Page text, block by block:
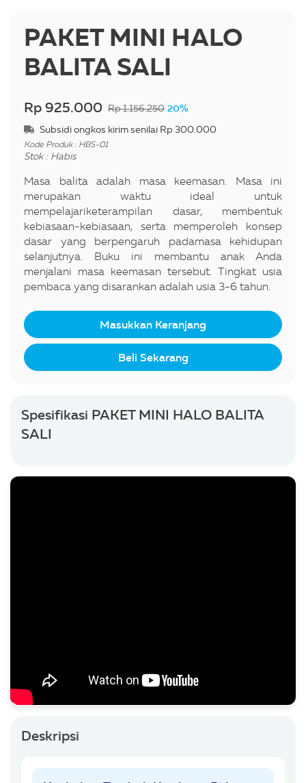
PAKET MINI HALO
BALITA SALI
Rp 925.000 Rp 1.156.250 20%
Subsidi ongkos kirim senilai Rp 300.000
Kode Produk : HBS-01
Stok : Habis
Masa balita adalah masa keemasan. Masa ini
merupakan waktu ideal untuk
mempelajariketerampilan dasar, membentuk
kebiasaan-kebiasaan, serta memperoleh konsep
dasar yang berpengaruh padamasa kehidupan
selanjutnya. Buku ini membantu anak Anda
menjalani masa keemasan tersebut. Tingkat usia
pembaca yang disarankan adalah usia 3-6 tahun.
Masukkan Keranjang
Beli Sekarang
Spesifikasi PAKET MINI HALO BALITA
SALI
Deskripsi